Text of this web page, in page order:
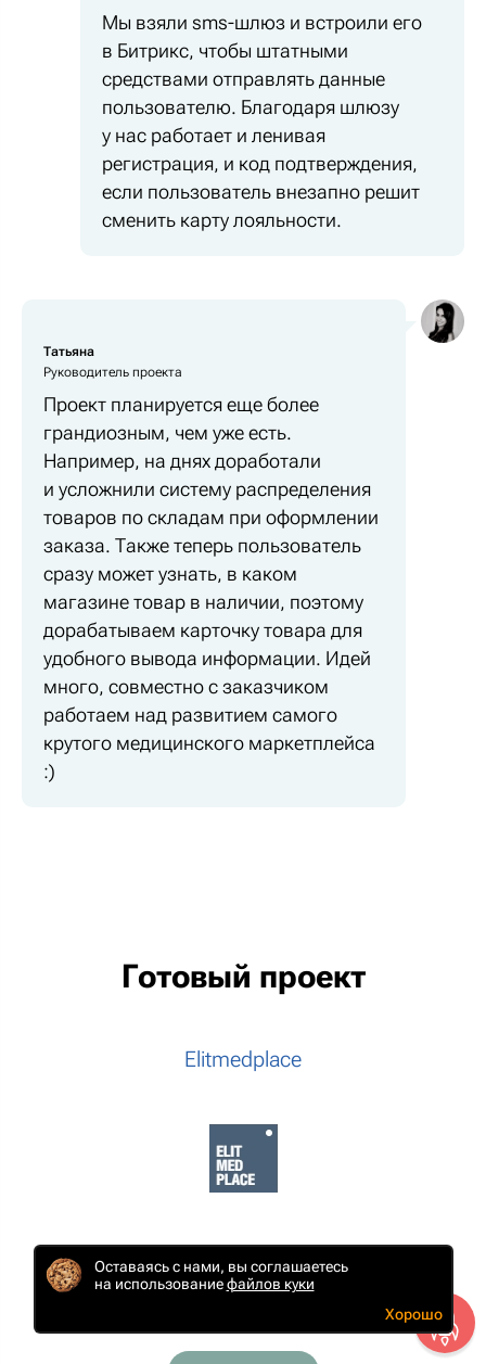
Мы взяли sms-шлюз и встроили его
в Битрикс, чтобы штатными
средствами отправлять данные
пользователю. Благодаря шлюзу
у нас работает и ленивая
регистрация, и код подтверждения,
если пользователь внезапно решит
сменить карту лояльности.
Татьяна
Руководитель проекта
Проект планируется еще более
грандиозным, чем уже есть.
Например, на днях доработали
и усложнили систему распределения
товаров по складам при оформлении
заказа. Также теперь пользователь
сразу может узнать, в каком
магазине товар в наличии, поэтому
дорабатываем карточку товара для
удобного вывода информации. Идей
много, совместно с заказчиком
работаем над развитием самого
крутого медицинского маркетплейса
:)
Готовый проект
Elitmedplace
Оставаясь с нами, вы соглашаетесь
на использованиефайлов куки
Хорошо